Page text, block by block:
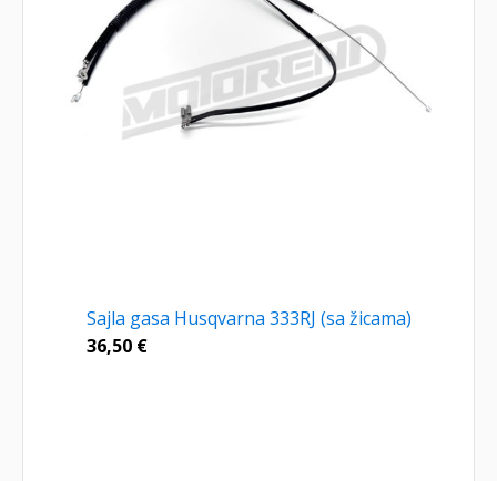
Sajla gasa Husqvarna 333RJ (sa žicama)
36,50 €